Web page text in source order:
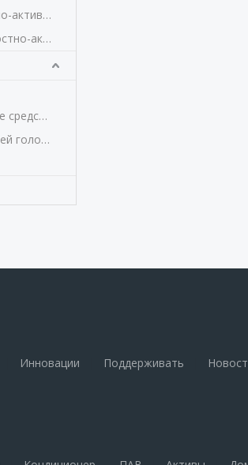
Катионное поверхностно-активное вещество
Неионогенное поверхностно-активное вещество
Противовоспалительное средство
Уход за волосами и кожей головы
Инновации Поддерживать